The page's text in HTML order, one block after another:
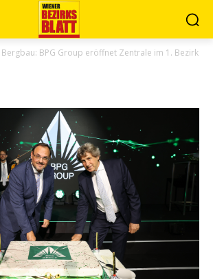
BPG Group eröffnet Zentrale im 1. Bezirk